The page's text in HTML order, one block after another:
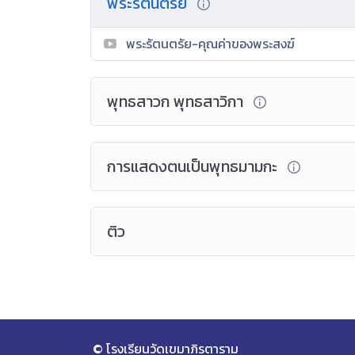
พระรัตนตรัย-คุณค่าของพระสงฆ์
พุทธสาวก พุทธสาวิกา
การแสดงตนเป็นพุทธมามกะ
ติว
© โรงเรียนวัดเขมาภิรตาราม